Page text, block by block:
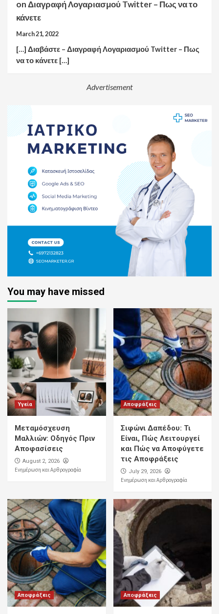
onΔιαγραφή Λογαριασμού Twitter – Πως να το
κάνετε
March 21, 2022
[…] Διαβάστε – Διαγραφή Λογαριασμού Twitter – Πως
να το κάνετε […]
Advertisement
You may have missed
Υγεία
Μεταμόσχευση
Μαλλιών: Οδηγός Πριν
Αποφασίσεις
August 2, 2026
Ενημέρωση και Αρθρογραφία
Αποφράξεις
Σιφώνι Δαπέδου: Τι
Είναι, Πώς Λειτουργεί
και Πώς να Αποφύγετε
τις Αποφράξεις
July 29, 2026
Ενημέρωση και Αρθρογραφία
Αποφράξεις Αποφράξεις